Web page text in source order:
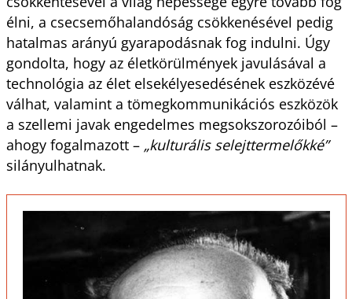
élni, a csecsemőhalandóság csökkenésével pedig
hatalmas arányú gyarapodásnak fog indulni. Úgy
gondolta, hogy az életkörülmények javulásával a
technológia az élet elsekélyesedésének eszközévé
válhat, valamint a tömegkommunikációs eszközök
a szellemi javak engedelmes megsokszorozóiból –
ahogy fogalmazott –„kulturális selejttermelőkké”
silányulhatnak.